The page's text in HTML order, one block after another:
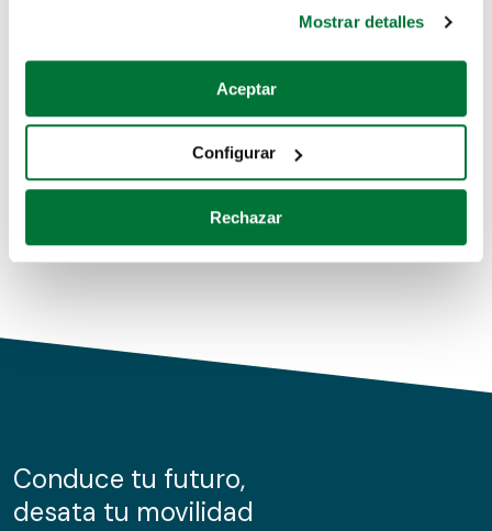
Si lo permite, también quisiéramos:
Recopilar información sobre su ubicación geográfica
Identificar su dispositivo analizándolo activamente
para buscar características específicas (huellas
Obtenga más información sobre cómo se procesan sus
de cookies.
información sobre el uso que haga del sitio web con
nuestros partners de redes sociales, publicidad y análisis
Mostrar detalles
Aceptar
Configurar
Rechazar
Coches de segunda mano
Coches de km0
Conduce tu futuro,
desata tu movilidad